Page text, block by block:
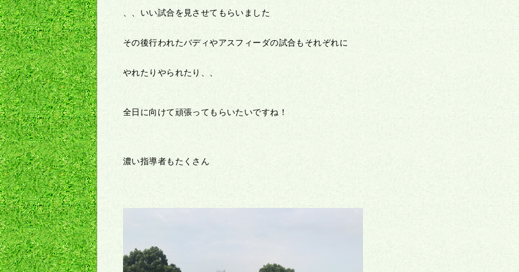
、、いい試合を見させてもらいました
その後行われたバディやアスフィーダの試合もそれぞれに
やれたりやられたり、、
全日に向けて頑張ってもらいたいですね！
濃い指導者もたくさん